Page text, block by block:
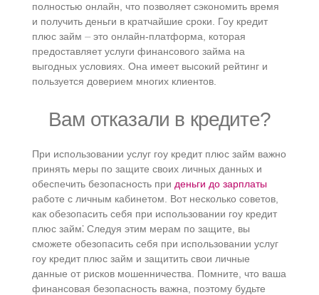
полностью онлайн, что позволяет сэкономить время
и получить деньги в кратчайшие сроки.​ Гоу кредит
плюс займ ⏤ это онлайн-платформа, которая
предоставляет услуги финансового займа на
выгодных условиях.​ Она имеет высокий рейтинг и
пользуется доверием многих клиентов.
Вам отказали в кредите?
При использовании услуг гоу кредит плюс займ важно
принять меры по защите своих личных данных и
обеспечить безопасность при деньги до зарплаты
работе с личным кабинетом.​ Вот несколько советов,
как обезопасить себя при использовании гоу кредит
плюс займ⁚ Следуя этим мерам по защите, вы
сможете обезопасить себя при использовании услуг
гоу кредит плюс займ и защитить свои личные
данные от рисков мошенничества.​ Помните, что ваша
финансовая безопасность важна, поэтому будьте